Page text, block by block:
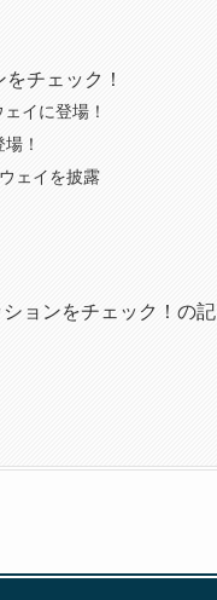
チェック！
イに登場！
！
ェイを披露
ョンをチェック！の記